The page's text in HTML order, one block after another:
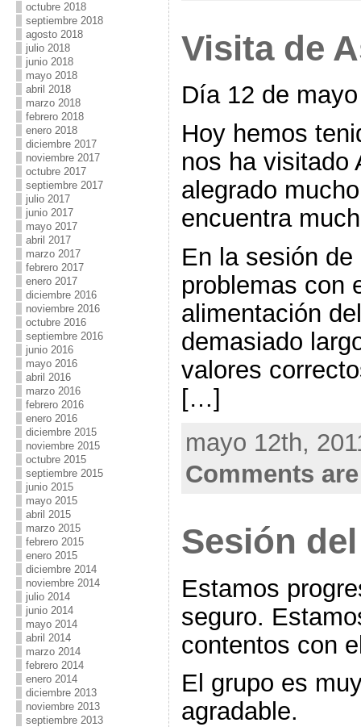
octubre 2018
septiembre 2018
agosto 2018
julio 2018
junio 2018
mayo 2018
abril 2018
marzo 2018
febrero 2018
enero 2018
diciembre 2017
noviembre 2017
octubre 2017
septiembre 2017
julio 2017
junio 2017
mayo 2017
abril 2017
marzo 2017
febrero 2017
enero 2017
diciembre 2016
noviembre 2016
octubre 2016
septiembre 2016
junio 2016
mayo 2016
abril 2016
marzo 2016
febrero 2016
enero 2016
diciembre 2015
noviembre 2015
octubre 2015
septiembre 2015
junio 2015
mayo 2015
abril 2015
marzo 2015
febrero 2015
enero 2015
diciembre 2014
noviembre 2014
julio 2014
junio 2014
mayo 2014
abril 2014
marzo 2014
febrero 2014
enero 2014
diciembre 2013
noviembre 2013
septiembre 2013
Visita de
Día 12 de mayo
Hoy hemos
nos ha visitado
alegrado
encuentra
En la sesión
problemas con
alimentación
demasiado
valores
[…]
mayo 12th,
Comments
Sesión
Estamos
seguro.
contentos con
El grupo es
agradable.